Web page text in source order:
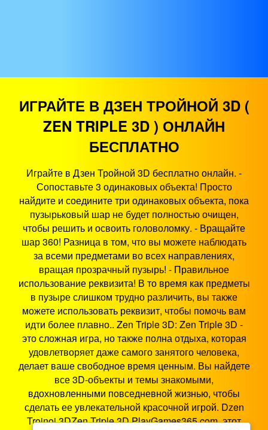
ИГРАЙТЕ В ДЗЕН ТРОЙНОЙ 3D (
ZEN TRIPLE 3D ) ОНЛАЙН
БЕСПЛАТНО
Играйте в Дзен Тройной 3D бесплатно онлайн. -
Сопоставьте 3 одинаковых объекта! Просто
найдите и соедините три одинаковых объекта, пока
пузырьковый шар не будет полностью очищен,
чтобы решить и освоить головоломку. - Вращайте
шар 360! Разница в том, что вы можете наблюдать
за всеми предметами во всех направлениях,
вращая прозрачный пузырь! - Правильное
использование реквизита! В то время как предметы
в пузыре слишком трудно различить, вы также
можете использовать реквизит, чтобы помочь вам
идти более плавно.. Zen Triple 3D: Zen Triple 3D -
это сложная игра, но также полна отдыха, которая
удовлетворяет даже самого занятого человека,
делает ваше свободное время ценным. Вы найдете
все 3D-объекты и темы знакомыми,
вдохновленными повседневной жизнью, чтобы
сделать ее увлекательной красочной игрой. Dzen
Troinoi 3DZen Triple 3D PlayGames365.com, этот